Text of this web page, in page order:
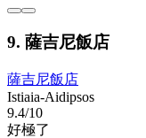
9. 薩吉尼飯店
薩吉尼飯店
Istiaia-Aidipsos
9.4/10
好極了